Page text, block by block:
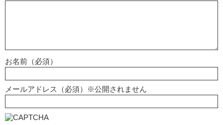
お名前（必須）
メールアドレス（必須）※公開されません